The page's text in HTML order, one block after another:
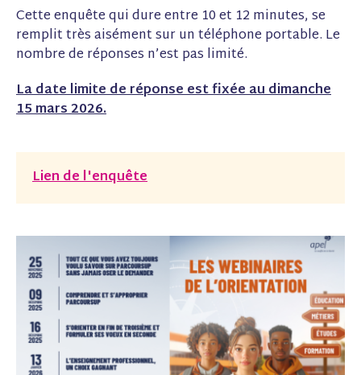
Cette enquête qui dure entre 10 et 12 minutes, se
remplit très aisément sur un téléphone portable. Le
nombre de réponses n’est pas limité.
La date limite de réponse est fixée au dimanche
15 mars 2026.
Lien de l'enquête